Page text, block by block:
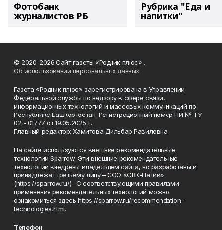
Фотобанк
журналистов РБ
Рубрика "Еда и
напитки"
© 2020-2026 Сайт газеты «Родник плюс» .
Об использовании персональных данных
Газета «Родник плюс» зарегистрирована в Управлении
Федеральной службы по надзору в сфере связи,
информационных технологий и массовых коммуникаций по
Республике Башкортостан. Регистрационный номер ПИ № ТУ
02 - 01777 от 19.05.2025 г.
Главный редактор: Хамитова Дильбар Равиловна
На сайте используются внешние рекомендательные
технологии Sparrow. Эти внешние рекомендательные
технологии внедрены владельцем сайта, но разработаны и
принадлежат третьему лицу – ООО «СВК-Натив»
(https://sparrow.ru/). С соответствующими правилами
применения рекомендательных технологий можно
ознакомиться здесь https://sparrow.ru/recommendation-
technologies.html.
Телефон